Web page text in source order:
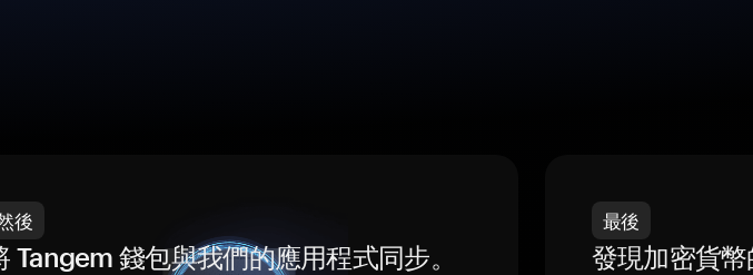
後
Tangem 錢包與我們的應用程式同步。
最後
發現加密貨